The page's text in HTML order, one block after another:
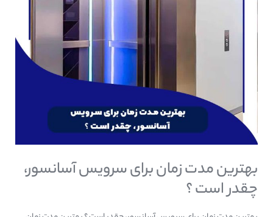
بهترین مدت زمان برای سرویس آسانسور،
چقدر است ؟